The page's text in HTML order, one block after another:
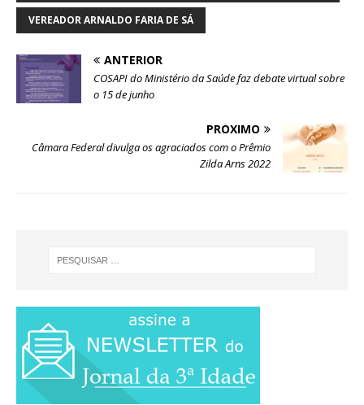
VEREADOR ARNALDO FARIA DE SÁ
ANTERIOR
COSAPI do Ministério da Saúde faz debate virtual sobre
o 15 de junho
PRÓXIMO
Câmara Federal divulga os agraciados com o Prêmio
Zilda Arns 2022